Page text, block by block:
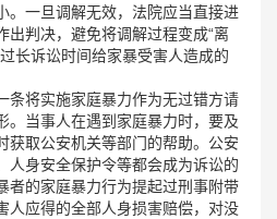
。一旦调解无效，法院应当直接进
出判决，避免将调解过程变成“离
长诉讼时间给家暴受害人造成的
条将实施家庭暴力作为无过错方请
。当事人在遇到家庭暴力时，要及
获取公安机关等部门的帮助。公安
人身安全保护令等都会成为诉讼的
者的家庭暴力行为提起过刑事附带
人应得的全部人身损害赔偿，对没